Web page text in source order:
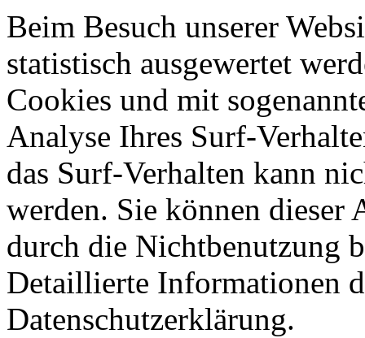
Beim Besuch unserer
statistisch ausgewertet
Cookies und mit
Analyse Ihres Surf-
das Surf-Verhalten kann
werden. Sie können dieser
durch die Nichtbenutzung
Detaillierte Informationen
Datenschutzerklärung.